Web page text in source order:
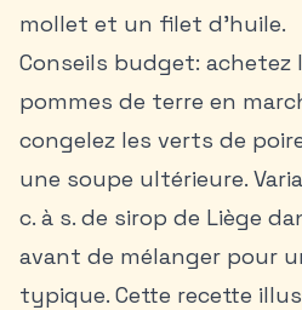
mollet et un filet d’huile.
Conseils budget: achetez
pommes de terre en
congelez les verts de
une soupe ultérieure.
c. à s. de sirop de Liège
avant de mélanger pour
typique. Cette recette